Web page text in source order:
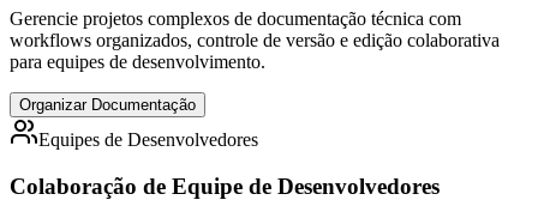
Gerencie projetos complexos de documentação técnica com
workflows organizados, controle de versão e edição colaborativa
para equipes de desenvolvimento.
Organizar Documentação
Equipes de Desenvolvedores
Colaboração de Equipe de Desenvolvedores